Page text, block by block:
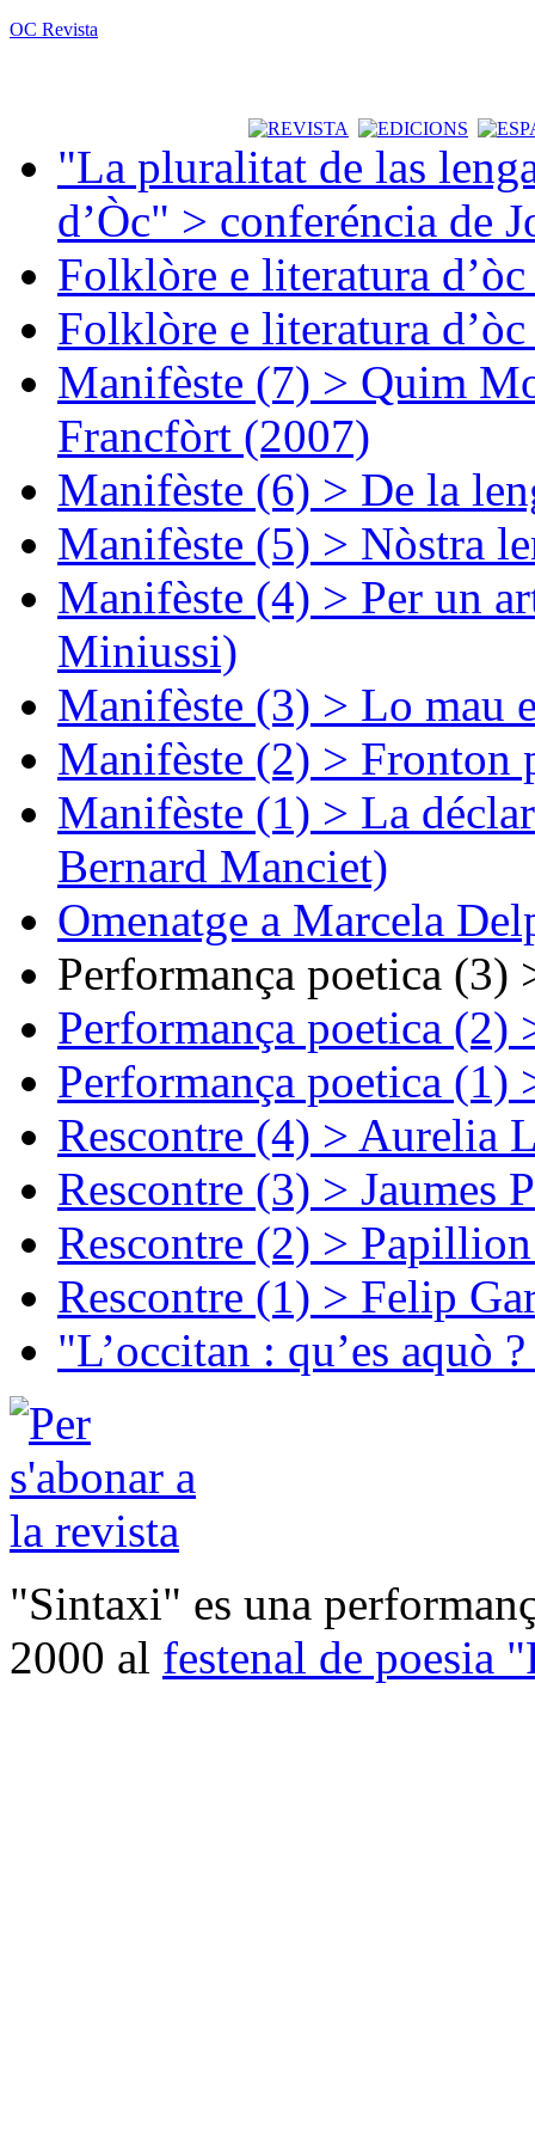
OC Revista
"La pluralitat de las
d’Òc" > conferéncia de
Folklòre e literatura
Folklòre e literatura
Manifèste (7) > Quim
Francfòrt (2007)
Manifèste (6) > De la
Manifèste (5) > Nòstra
Manifèste (4) > Per un
Miniussi)
Manifèste (3) > Lo mau
Manifèste (2) > Fronton
Manifèste (1) > La
Bernard Manciet)
Omenatge a Marcela
Performança poetica (3)
Performança poetica (2)
Performança poetica (1)
Rescontre (4) > Aurelia
Rescontre (3) > Jaumes
Rescontre (2) >
Rescontre (1) > Felip
"L’occitan : qu’es aquò
"Sintaxi" es una
2000 al festenal de poesia